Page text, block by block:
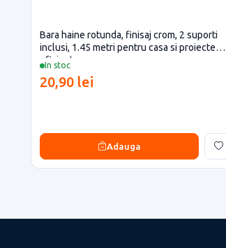
In stoc
Bara haine rotunda, finisaj crom, 2 suporti
inclusi, 1.45 metri pentru casa si proiecte
eficiente
20,90 lei
Adauga